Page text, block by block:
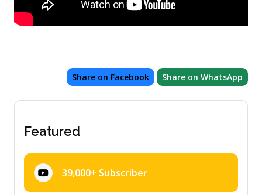
Share on Facebook Share on WhatsApp
Featured
39,000+ Subscriber